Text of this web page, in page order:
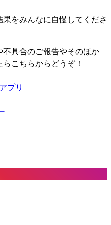
をみんなに自慢してくださ
不具合のご報告やそのほか
こちらからどうぞ！
プリ